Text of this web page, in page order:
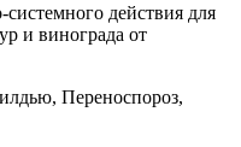
действия для
и винограда от
Переноспороз,